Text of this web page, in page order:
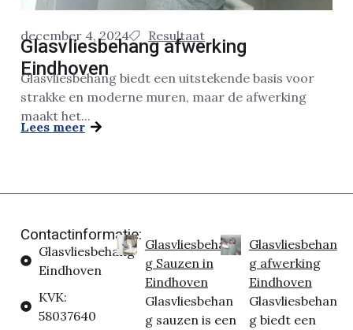
december 4, 2024 Resultaat
Glasvliesbehang afwerking
Eindhoven
Glasvliesbehang biedt een uitstekende basis voor
strakke en moderne muren, maar de afwerking
maakt het...
Lees meer
Contactinformatie:
Glasvliesbehang
Eindhoven
KVK:
58037640
Glasvliesbehan
g Sauzen in
Eindhoven
Glasvliesbehan
g sauzen is een
Glasvliesbehan
g afwerking
Eindhoven
Glasvliesbehan
g biedt een